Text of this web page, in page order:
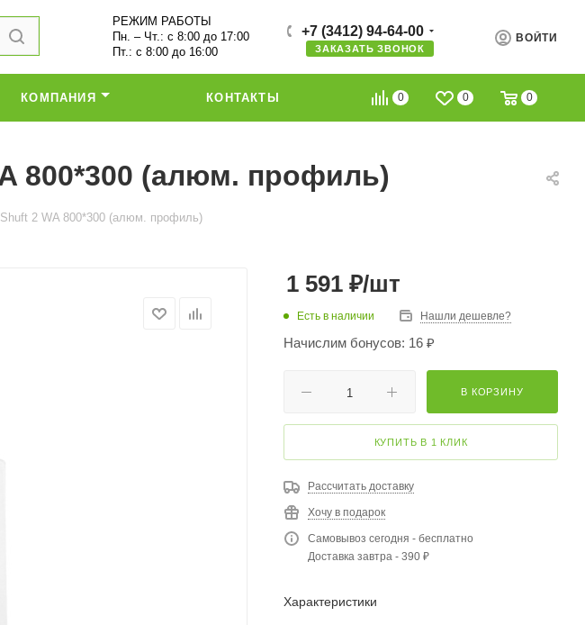
ВОЙТИ
РЕЖИМ РАБОТЫ
Пн. – Чт.: с 8:00 до 17:00
Пт.: с 8:00 до 16:00
+7 (3412) 94-64-00
ЗАКАЗАТЬ ЗВОНОК
0 0 0
КОМПАНИЯ КОНТАКТЫ
800*300 (алюм. профиль)
2 WA 800*300 (алюм. профиль)
1 591 ₽/шт
Есть в наличии Нашли дешевле?
Начислим бонусов: 16 ₽
В КОРЗИНУ
КУПИТЬ В 1 КЛИК
Рассчитать доставку
Хочу в подарок
Самовывоз сегодня - бесплатно
Доставка завтра - 390 ₽
Характеристики